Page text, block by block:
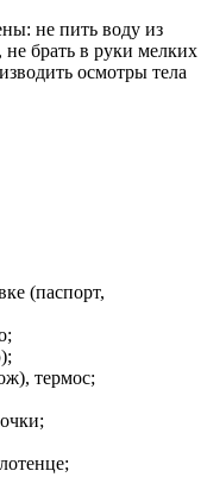
не пить воду из
брать в руки мелких
осмотры тела
(паспорт,
термос;